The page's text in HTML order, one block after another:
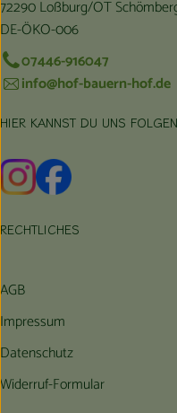
72290 Loßburg/OT
DE-ÖKO-006
07446-916047
info@hof-bauern-hof.de
HIER KANNST DU UNS FOLGEN
Externer Link zu https://
Externer Link zu
RECHTLICHES
AGB
Impressum
Datenschutz
Widerruf-Formular